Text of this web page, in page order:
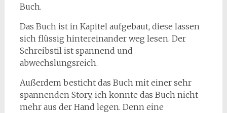
Buch.
Das Buch ist in Kapitel aufgebaut, diese lassen
sich flüssig hintereinander weg lesen. Der
Schreibstil ist spannend und
abwechslungsreich.
Außerdem besticht das Buch mit einer sehr
spannenden Story, ich konnte das Buch nicht
mehr aus der Hand legen. Denn eine